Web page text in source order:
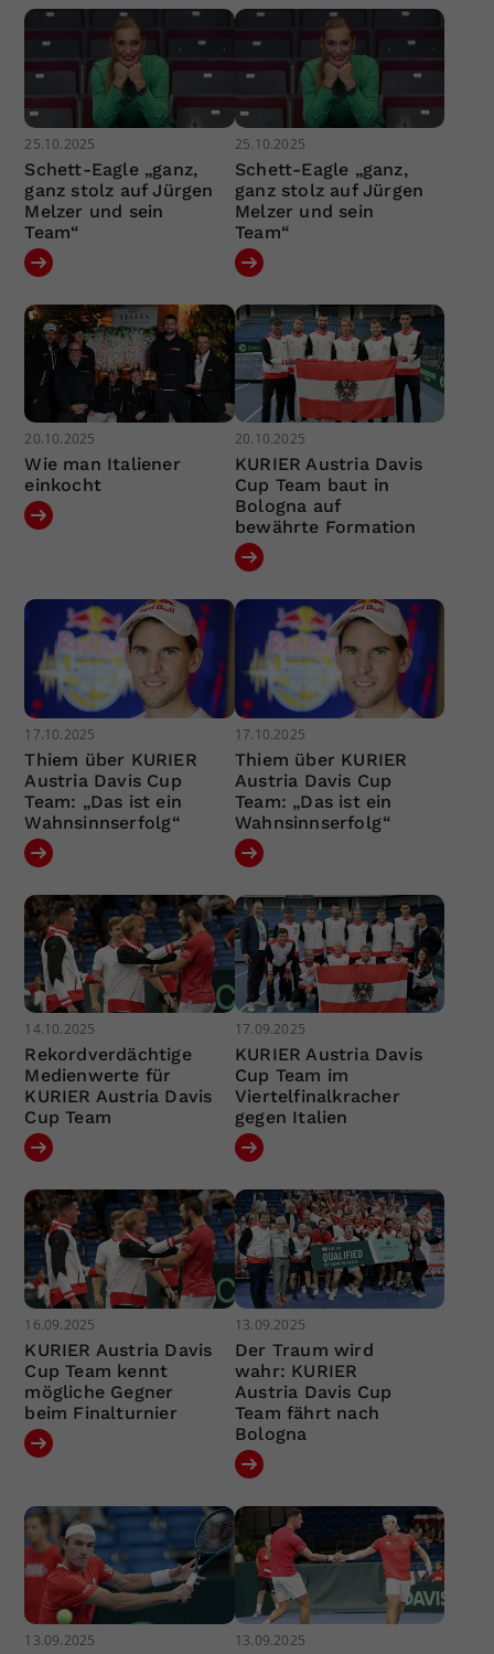
25.10.2025
Schett-Eagle „ganz,
ganz stolz auf Jürgen
Melzer und sein
Team“
25.10.2025
Schett-Eagle „ganz,
ganz stolz auf Jürgen
Melzer und sein
Team“
20.10.2025
Wie man Italiener
einkocht
20.10.2025
KURIER Austria Davis
Cup Team baut in
Bologna auf
bewährte Formation
17.10.2025
Thiem über KURIER
Austria Davis Cup
Team: „Das ist ein
Wahnsinnserfolg“
17.10.2025
Thiem über KURIER
Austria Davis Cup
Team: „Das ist ein
Wahnsinnserfolg“
14.10.2025
Rekordverdächtige
Medienwerte für
KURIER Austria Davis
Cup Team
17.09.2025
KURIER Austria Davis
Cup Team im
Viertelfinalkracher
gegen Italien
16.09.2025
KURIER Austria Davis
Cup Team kennt
mögliche Gegner
beim Finalturnier
13.09.2025
Der Traum wird
wahr: KURIER
Austria Davis Cup
Team fährt nach
Bologna
13.09.2025 13.09.2025